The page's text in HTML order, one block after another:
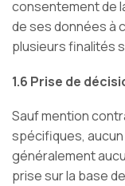
consentement de
de ses données à
plusieurs finalités
1.6 Prise de
Sauf mention
spécifiques,
généralement
prise sur la base